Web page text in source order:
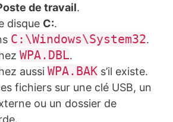
de travail.
disque C:.
C:\Windows\System32.
WPA.DBL.
aussi WPA.BAK s’il existe.
fichiers sur une clé USB, un
ou un dossier de